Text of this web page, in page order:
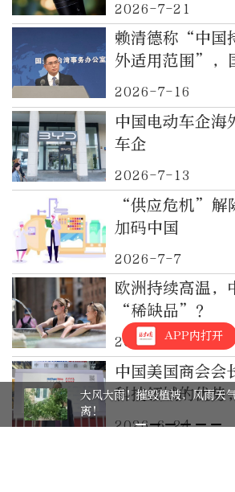
2026-7-21
赖清德称“中国
外适用范围”，
2026-7-16
中国电动车企海
车企
2026-7-13
“供应危机”解
加码中国
2026-7-7
欧洲持续高温，
“稀缺品”？
2026-6-28
中国美国商会会
科技领域的优势
统有利于美企
2026-6-24
APP内打开
大风大雨！摧毁植被，风雨天
离！